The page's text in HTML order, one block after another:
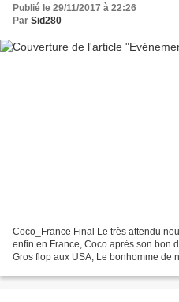
Publié le 29/11/2017 à 22:26
Par Sid280
Coco_France Final Le très attendu
enfin en France, Coco après son bon
Gros flop aux USA, Le bonhomme de